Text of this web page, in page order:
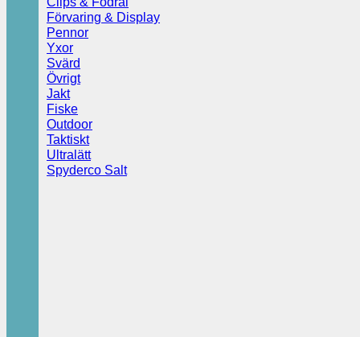
Förvaring & Display
Pennor
Yxor
Svärd
Övrigt
Jakt
Fiske
Outdoor
Taktiskt
Ultralätt
Spyderco Salt